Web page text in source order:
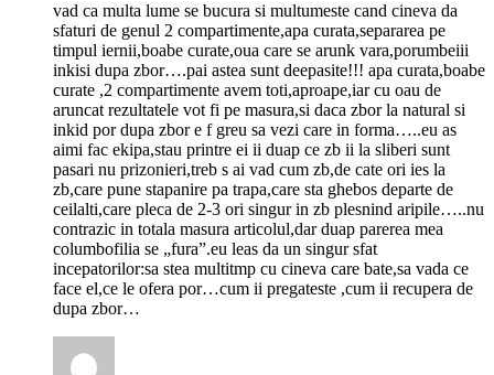
vad ca multa lume se bucura si multumeste cand cineva da
sfaturi de genul 2 compartimente,apa curata,separarea pe
timpul iernii,boabe curate,oua care se arunk vara,porumbeiii
inkisi dupa zbor….pai astea sunt deepasite!!! apa curata,boabe
curate ,2 compartimente avem toti,aproape,iar cu oau de
aruncat rezultatele vot fi pe masura,si daca zbor la natural si
inkid por dupa zbor e f greu sa vezi care in forma…..eu as
aimi fac ekipa,stau printre ei ii duap ce zb ii la sliberi sunt
pasari nu prizonieri,treb s ai vad cum zb,de cate ori ies la
zb,care pune stapanire pa trapa,care sta ghebos departe de
ceilalti,care pleca de 2-3 ori singur in zb plesnind aripile…..nu
contrazic in totala masura articolul,dar duap parerea mea
columbofilia se „fura”.eu leas da un singur sfat
incepatorilor:sa stea multitmp cu cineva care bate,sa vada ce
face el,ce le ofera por…cum ii pregateste ,cum ii recupera de
dupa zbor…